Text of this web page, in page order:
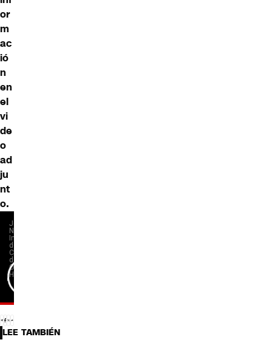
or
m
ac
ió
n
en
el
vi
de
o
ad
ju
nt
o.
LEE TAMBIÉN